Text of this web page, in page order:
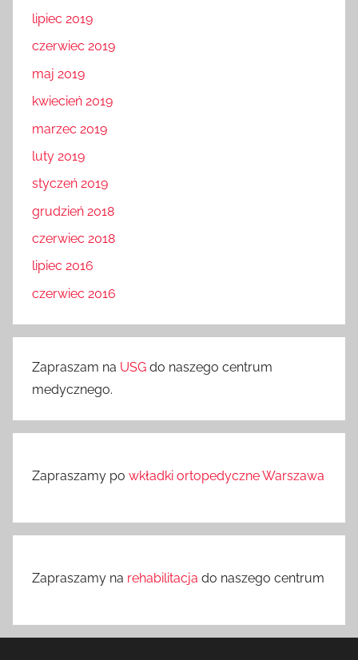
lipiec 2019
czerwiec 2019
maj 2019
kwiecień 2019
marzec 2019
luty 2019
styczeń 2019
grudzień 2018
czerwiec 2018
lipiec 2016
czerwiec 2016
Zapraszam na USG do naszego centrum
medycznego.
Zapraszamy po wkładki ortopedyczne Warszawa
Zapraszamy na rehabilitacja do naszego centrum